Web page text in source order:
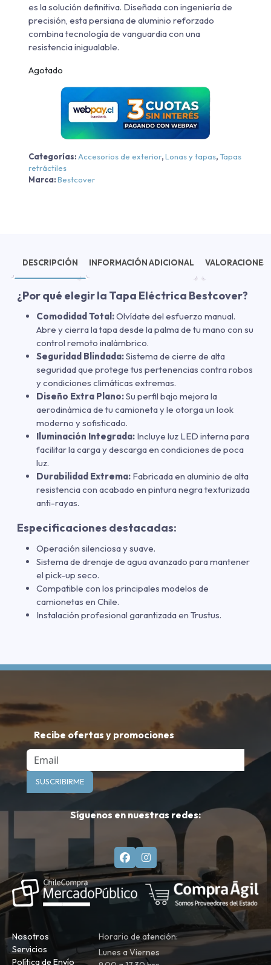
es la solución definitiva. Diseñada con ingeniería de
precisión, esta persiana de aluminio reforzado
combina tecnología de vanguardia con una
resistencia inigualable.
Agotado
Categorías: Accesorios de exterior,Lonas y tapas,Tapas
retráctiles
Marca:Bestcover
DESCRIPCIÓN INFORMACIÓN ADICIONAL VALORACIONES
¿Por qué elegir la Tapa Eléctrica Bestcover?
Comodidad Total:Olvídate del esfuerzo manual.
Abre y cierra la tapa desde la palma de tu mano con su
control remoto inalámbrico.
Seguridad Blindada:Sistema de cierre de alta
seguridad que protege tus pertenencias contra robos
y condiciones climáticas extremas.
Diseño Extra Plano:Su perfil bajo mejora la
aerodinámica de tu camioneta y le otorga un look
moderno y sofisticado.
Iluminación Integrada: Incluye luz LED interna para
facilitar la carga y descarga en condiciones de poca
luz.
Durabilidad Extrema: Fabricada en aluminio de alta
resistencia con acabado en pintura negra texturizada
anti-rayas.
Especificaciones destacadas:
Operación silenciosa y suave.
Sistema de drenaje de agua avanzado para mantener
el pick-up seco.
Compatible con los principales modelos de
camionetas en Chile.
Instalación profesional garantizada en Trustus.
Recibe ofertas y promociones
Email
SUSCRIBIRME
Síguenos en nuestras redes:
Nosotros
Servicios
Política de Envío
Horario de atención:
Lunes a Viernes